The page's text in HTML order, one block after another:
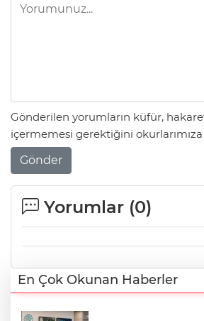
Gönderilen yorumların küfür,
içermemesi gerektiğini okurlarımıza
Gönder
Yorumlar (0)
En Çok Okunan Haberler